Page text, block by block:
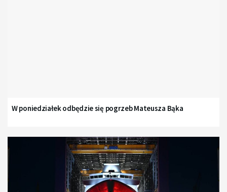
W poniedziałek odbędzie się pogrzeb Mateusza Bąka